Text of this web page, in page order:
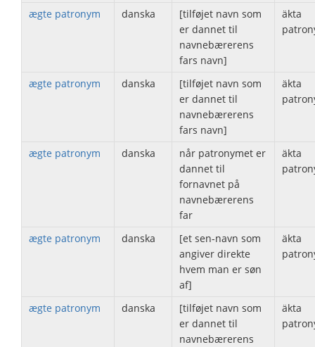
ægte patronym danska
[tilføjet navn som
er dannet til
navnebærerens
fars navn]
äkta
ægte patronym danska
[tilføjet navn som
er dannet til
navnebærerens
fars navn]
äkta
ægte patronym danska
når patronymet er
dannet til
fornavnet på
navnebærerens
far
äkta
ægte patronym danska
[et sen-navn som
angiver direkte
hvem man er søn
af]
äkta
ægte patronym danska
[tilføjet navn som
er dannet til
navnebærerens
äkta